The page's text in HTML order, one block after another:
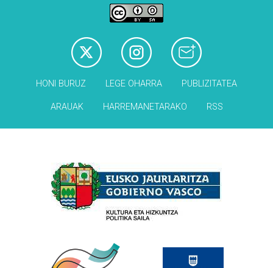
HONI BURUZ LEGE OHARRA PUBLIZITATEA
ARAUAK HARREMANETARAKO RSS